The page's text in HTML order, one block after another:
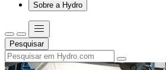
Sobre a Hydro
Pesquisar